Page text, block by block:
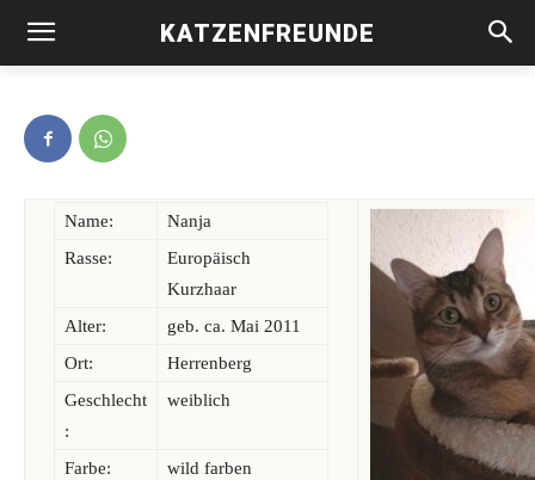
KATZENFREUNDE
Nanja -vermittelt-
Name:
Nanja
Rasse:
Europäisch
Kurzhaar
Alter:
geb. ca. Mai 2011
Ort:
Herrenberg
Geschlecht
:
weiblich
Farbe: wild farben